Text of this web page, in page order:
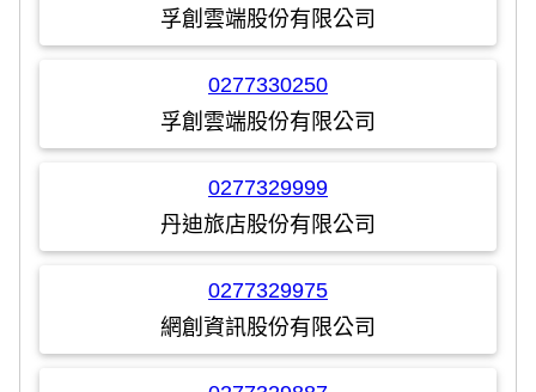
孚創雲端股份有限公司
0277330250
孚創雲端股份有限公司
0277329999
丹迪旅店股份有限公司
0277329975
網創資訊股份有限公司